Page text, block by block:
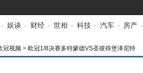
- 娱谈 - 财经 - 世相 - 科技 - 汽车 - 房产 -
冠视频 > 欧冠1/8决赛多特蒙德VS圣彼得堡泽尼特